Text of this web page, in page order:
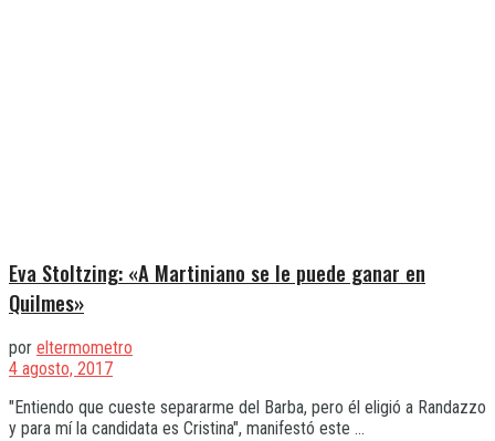
Eva Stoltzing: «A Martiniano se le puede ganar en
Quilmes»
por eltermometro
4 agosto, 2017
"Entiendo que cueste separarme del Barba, pero él eligió a Randazzo
y para mí la candidata es Cristina", manifestó este ...